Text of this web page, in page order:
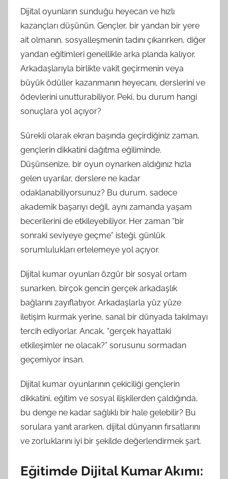
Dijital oyunların sunduğu heyecan ve hızlı
kazançları düşünün. Gençler, bir yandan bir yere
ait olmanın, sosyalleşmenin tadını çıkarırken, diğer
yandan eğitimleri genellikle arka planda kalıyor.
Arkadaşlarıyla birlikte vakit geçirmenin veya
büyük ödüller kazanmanın heyecanı, derslerini ve
ödevlerini unutturabiliyor. Peki, bu durum hangi
sonuçlara yol açıyor?
Sürekli olarak ekran başında geçirdiğiniz zaman,
gençlerin dikkatini dağıtma eğiliminde.
Düşünsenize, bir oyun oynarken aldığınız hızla
gelen uyarılar, derslere ne kadar
odaklanabiliyorsunuz? Bu durum, sadece
akademik başarıyı değil, aynı zamanda yaşam
becerilerini de etkileyebiliyor. Her zaman “bir
sonraki seviyeye geçme” isteği, günlük
sorumlulukları ertelemeye yol açıyor.
Dijital kumar oyunları özgür bir sosyal ortam
sunarken, birçok gencin gerçek arkadaşlık
bağlarını zayıflatıyor. Arkadaşlarla yüz yüze
iletişim kurmak yerine, sanal bir dünyada takılmayı
tercih ediyorlar. Ancak, “gerçek hayattaki
etkileşimler ne olacak?” sorusunu sormadan
geçemiyor insan.
Dijital kumar oyunlarının çekiciliği gençlerin
dikkatini, eğitim ve sosyal ilişkilerden çaldığında,
bu denge ne kadar sağlıklı bir hale gelebilir? Bu
sorulara yanıt ararken, dijital dünyanın fırsatlarını
ve zorluklarını iyi bir şekilde değerlendirmek şart.
Eğitimde Dijital Kumar Akımı: